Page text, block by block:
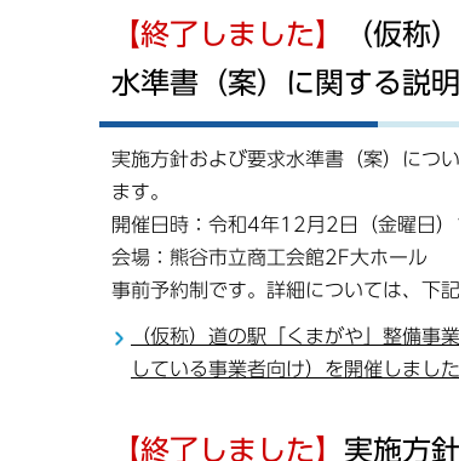
【終了しました】
（仮称
水準書（案）に関する説
実施方針および要求水準書（案）につ
ます。
開催日時：令和4年12月2日（金曜日
会場：熊谷市立商工会館2F大ホール
事前予約制です。詳細については、下
（仮称）道の駅「くまがや」整備事
している事業者向け）を開催しました
【終了しました】 実施方